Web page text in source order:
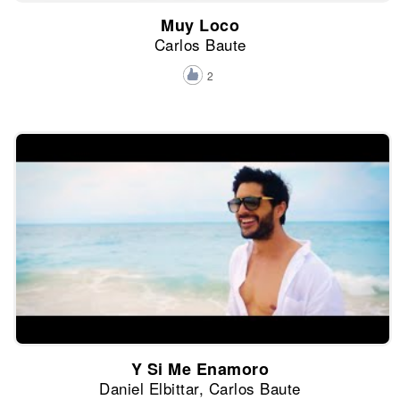
Muy Loco
Carlos Baute
2
Y Si Me Enamoro
Daniel Elbittar, Carlos Baute